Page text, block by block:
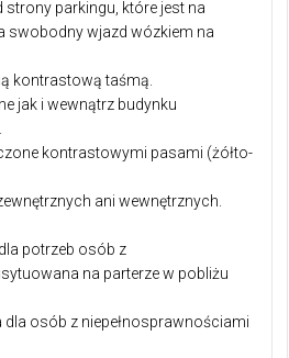
parkingu, które jest na
swobodny wjazd wózkiem na
kontrastową taśmą.
jak i wewnątrz budynku
kontrastowymi pasami (żółto-
ani wewnętrznych.
potrzeb osób z
na parterze w pobliżu
osób z niepełnosprawnościami